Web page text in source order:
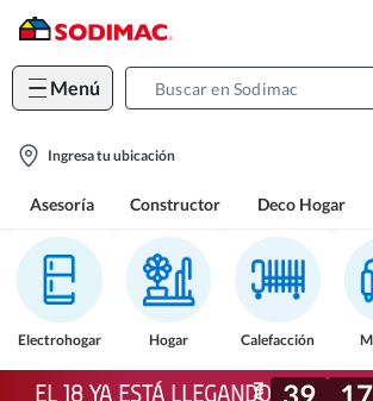
Menú
location-
Ingresa tu ubicación
Asesoría Constructor Deco Hogar
Electrohogar Hogar Calefacción
EL 18 YA ESTÁ LLEGANDO